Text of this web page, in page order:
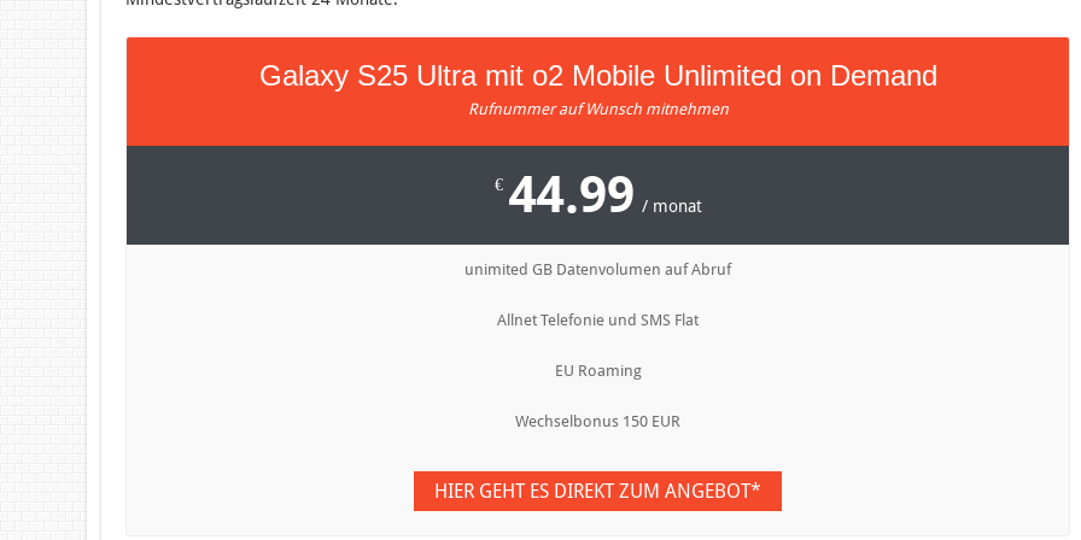
Galaxy S25 Ultra mit o2 Mobile Unlimited on Demand
Rufnummer auf Wunsch mitnehmen
€ 44.99 / monat
unimited GB Datenvolumen auf Abruf
Allnet Telefonie und SMS Flat
EU Roaming
Wechselbonus 150 EUR
HIER GEHT ES DIREKT ZUM ANGEBOT*